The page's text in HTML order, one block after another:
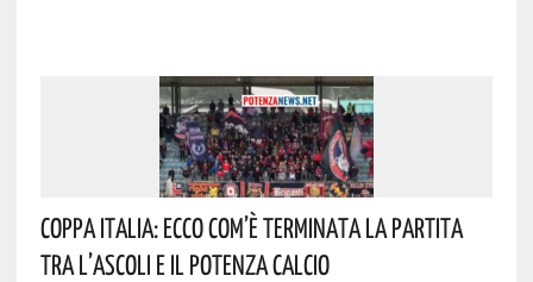
Coppa Italia: Ecco Com’è Terminata La Partita
Tra L’Ascoli E Il Potenza Calcio